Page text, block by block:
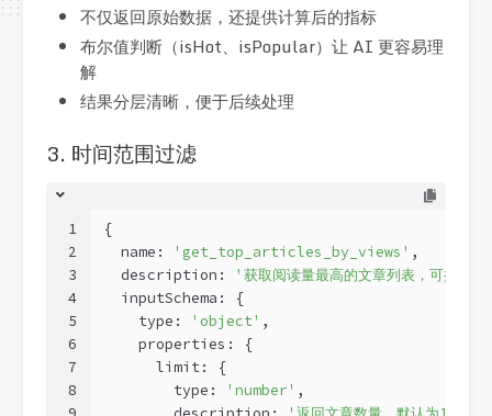
不仅返回原始数据，还提供计算后的指标
布尔值判断（isHot、isPopular）让 AI 更容易理
解
结果分层清晰，便于后续处理
3. 时间范围过滤
1
2
3
4
5
6
7
8
{
  name:
'get_top_articles_by_views' ,
  description:
'获取阅读量最高的文章列表，可按标
  inputSchema: {
    type:
'object' ,
    properties: {
      limit: {
        type:
'number' ,